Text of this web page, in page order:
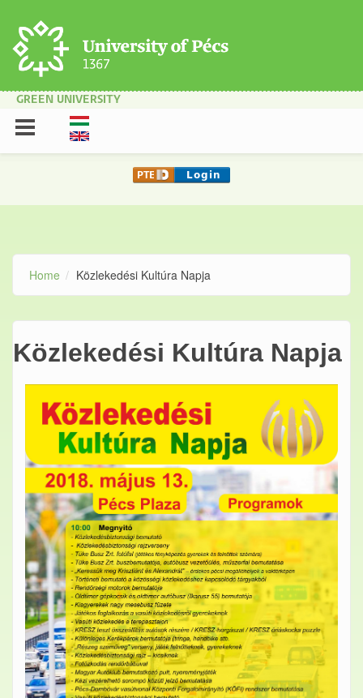
GREEN UNIVERSITY
Home Közlekedési Kultúra Napja
Közlekedési Kultúra Napja